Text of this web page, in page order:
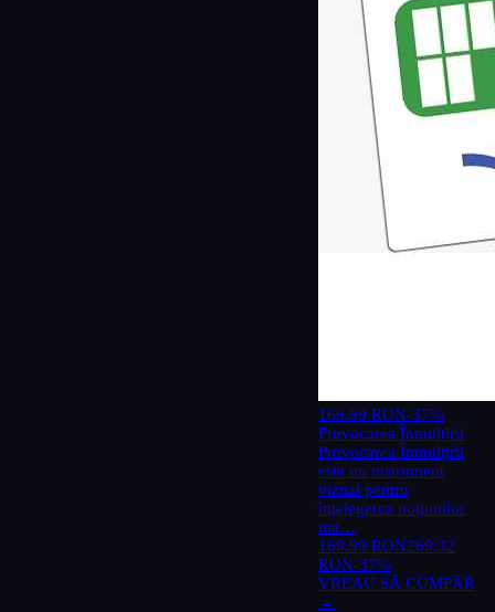
169.99 RON-37%
Provocarea Înmulțirii
Provocarea Înmulțirii
este un instrument
vizual pentru
înțelegerea noțiunilor
ma…
169.99 RON269.32
RON-37%
VREAU SĂ CUMPĂR
→